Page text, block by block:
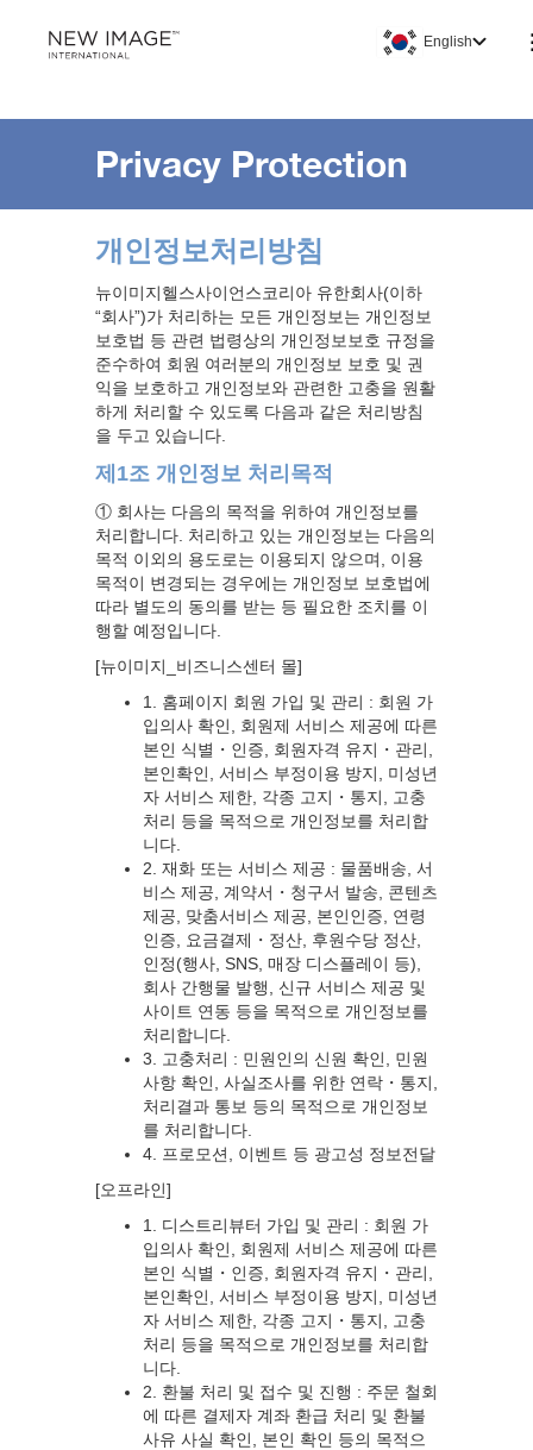
Privacy Protection
개인정보처리방침
뉴이미지헬스사이언스코리아 유한회사(이하
“회사”)가 처리하는 모든 개인정보는 개인정보
보호법 등 관련 법령상의 개인정보보호 규정을
준수하여 회원 여러분의 개인정보 보호 및 권
익을 보호하고 개인정보와 관련한 고충을 원활
하게 처리할 수 있도록 다음과 같은 처리방침
을 두고 있습니다.
제1조 개인정보 처리목적
① 회사는 다음의 목적을 위하여 개인정보를
처리합니다. 처리하고 있는 개인정보는 다음의
목적 이외의 용도로는 이용되지 않으며, 이용
목적이 변경되는 경우에는 개인정보 보호법에
따라 별도의 동의를 받는 등 필요한 조치를 이
행할 예정입니다.
[뉴이미지_비즈니스센터 몰]
1. 홈페이지 회원 가입 및 관리 : 회원 가
입의사 확인, 회원제 서비스 제공에 따른
본인 식별・인증, 회원자격 유지・관리,
본인확인, 서비스 부정이용 방지, 미성년
자 서비스 제한, 각종 고지・통지, 고충
처리 등을 목적으로 개인정보를 처리합
니다.
2. 재화 또는 서비스 제공 : 물품배송, 서
비스 제공, 계약서・청구서 발송, 콘텐츠
제공, 맞춤서비스 제공, 본인인증, 연령
인증, 요금결제・정산, 후원수당 정산,
인정(행사, SNS, 매장 디스플레이 등),
회사 간행물 발행, 신규 서비스 제공 및
사이트 연동 등을 목적으로 개인정보를
처리합니다.
3. 고충처리 : 민원인의 신원 확인, 민원
사항 확인, 사실조사를 위한 연락・통지,
처리결과 통보 등의 목적으로 개인정보
를 처리합니다.
4. 프로모션, 이벤트 등 광고성 정보전달
[오프라인]
1. 디스트리뷰터 가입 및 관리 : 회원 가
입의사 확인, 회원제 서비스 제공에 따른
본인 식별・인증, 회원자격 유지・관리,
본인확인, 서비스 부정이용 방지, 미성년
자 서비스 제한, 각종 고지・통지, 고충
처리 등을 목적으로 개인정보를 처리합
니다.
2. 환불 처리 및 접수 및 진행 : 주문 철회
에 따른 결제자 계좌 환급 처리 및 환불
사유 사실 확인, 본인 확인 등의 목적으
English